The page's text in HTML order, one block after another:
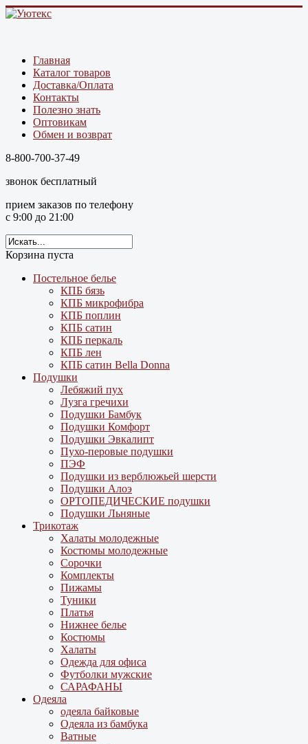
Главная
Каталог товаров
Доставка/Оплата
Контакты
Полезно знать
Оптовикам
Обмен и возврат
8-800-700-37-49
звонок бесплатный
прием заказов по телефону
с 9:00 до 21:00
Корзина пуста
Постельное белье
КПБ бязь
КПБ микрофибра
КПБ поплин
КПБ сатин
КПБ перкаль
КПБ лен
КПБ сатин Bella Donna
Подушки
Лебяжий пух
Лузга гречихи
Подушки Бамбук
Подушки Комфорт
Подушки Эвкалипт
Пухо-перовые подушки
ПЭФ
Подушки из верблюжьей шерсти
Подушки Алоэ
ОРТОПЕДИЧЕСКИЕ подушки
Подушки Льняные
Трикотаж
Халаты молодежные
Костюмы молодежные
Сорочки
Комплекты
Пижамы
Туники
Платья
Нижнее белье
Костюмы
Халаты
Одежда для офиса
Футболки мужские
САРАФАНЫ
Одеяла
одеяла байковые
Одеяла из бамбука
Ватные